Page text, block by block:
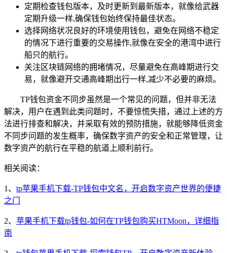
定期检查钱包版本，及时更新到最新版本，就像给武器
定期升级一样,确保钱包始终保持最佳状态。
选择网络状况良好的环境使用钱包，避免在网络不稳定
的情况下进行重要的交易操作,就像在安全的港湾中进行
船只的航行。
关注区块链网络的拥堵情况，尽量避免在高峰期进行交
易，就像避开交通高峰期出行一样,减少不必要的麻烦。
TP钱包资金不同步虽然是一个常见的问题，但并非无法
解决，用户在遇到此类问题时，不要惊慌失措，通过上述的方
法进行排查和解决，并采取有效的预防措施，就能够降低资金
不同步问题的发生概率，确保数字资产的安全和正常管理，让
数字资产的航行在平稳的航道上顺利前行。
相关阅读：
1、 tp苹果手机下载-TP钱包中文名，开启数字资产世界的便捷
之门
2、 苹果手机下载tp钱包-如何在TP钱包购买HTMoon，详细指
南